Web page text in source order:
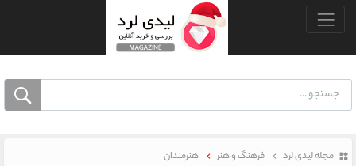
منو بالا
مجله لیدی لرد فرهنگ و هنر هنرمندان